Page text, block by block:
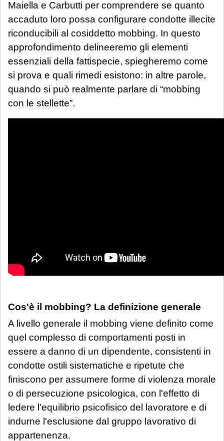
Maiella e Carbutti per comprendere se quanto
accaduto loro possa configurare condotte illecite
riconducibili al cosiddetto mobbing. In questo
approfondimento delineeremo gli elementi
essenziali della fattispecie, spiegheremo come
si prova e quali rimedi esistono: in altre parole,
quando si può realmente parlare di “mobbing
con le stellette”.
Cos'è il mobbing? La definizione generale
A livello generale il mobbing viene definito come
quel complesso di comportamenti posti in
essere a danno di un dipendente, consistenti in
condotte ostili sistematiche e ripetute che
finiscono per assumere forme di violenza morale
o di persecuzione psicologica, con l'effetto di
ledere l'equilibrio psicofisico del lavoratore e di
indurne l'esclusione dal gruppo lavorativo di
appartenenza.